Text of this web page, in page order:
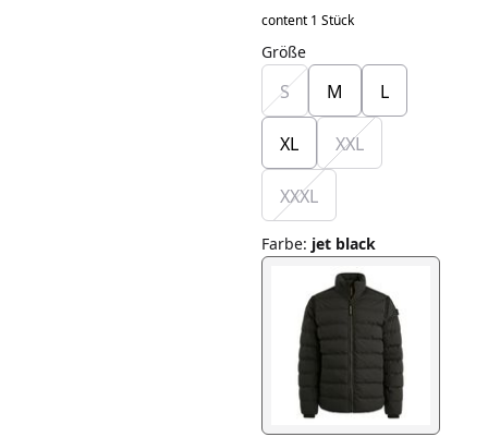
content 1 Stück
Größe
S M L
XL XXL
XXXL
Farbe: jet black